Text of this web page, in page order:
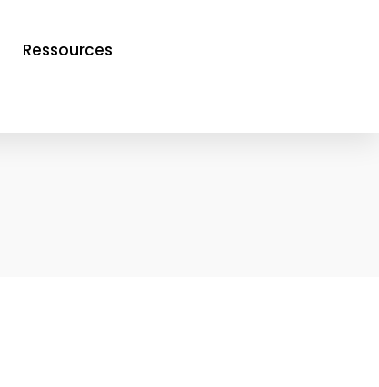
Ressources